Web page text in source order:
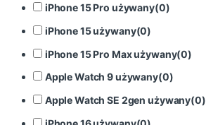
iPhone 15 Pro używany(0)
iPhone 15 używany(0)
iPhone 15 Pro Max używany(0)
Apple Watch 9 używany(0)
Apple Watch SE 2gen używany(0)